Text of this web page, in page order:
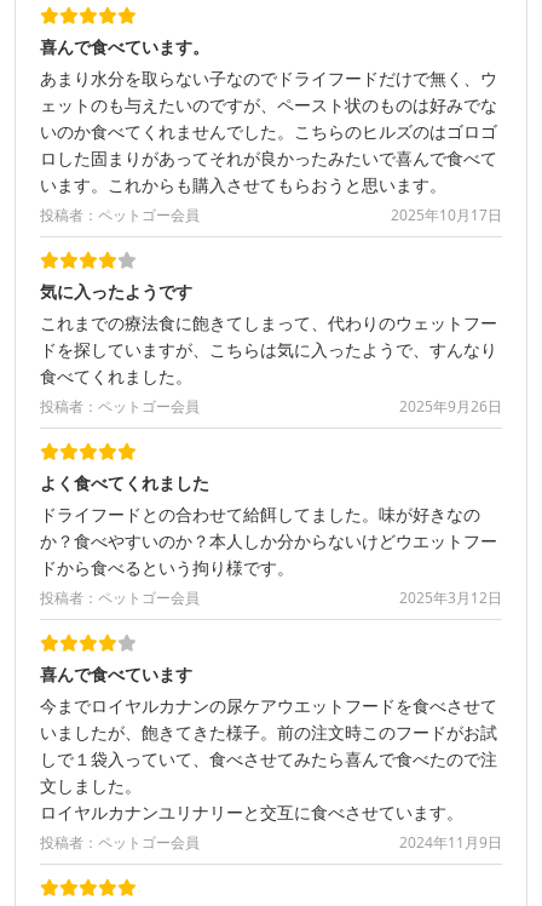
喜んで食べています。
あまり水分を取らない子なのでドライフードだけで無く、ウ
ェットのも与えたいのですが、ペースト状のものは好みでな
いのか食べてくれませんでした。こちらのヒルズのはゴロゴ
ロした固まりがあってそれが良かったみたいで喜んで食べて
います。これからも購入させてもらおうと思います。
投稿者：ペットゴー会員 2025年10月17日
気に入ったようです
これまでの療法食に飽きてしまって、代わりのウェットフー
ドを探していますが、こちらは気に入ったようで、すんなり
食べてくれました。
投稿者：ペットゴー会員 2025年9月26日
よく食べてくれました
ドライフードとの合わせて給餌してました。味が好きなの
か？食べやすいのか？本人しか分からないけどウエットフー
ドから食べるという拘り様です。
投稿者：ペットゴー会員 2025年3月12日
喜んで食べています
今までロイヤルカナンの尿ケアウエットフードを食べさせて
いましたが、飽きてきた様子。前の注文時このフードがお試
しで１袋入っていて、食べさせてみたら喜んで食べたので注
文しました。
ロイヤルカナンユリナリーと交互に食べさせています。
投稿者：ペットゴー会員 2024年11月9日